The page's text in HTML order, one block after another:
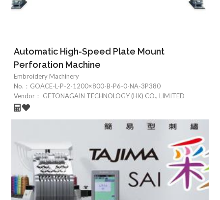
Automatic High-Speed Plate Mount
Perforation Machine
Embroidery Machinery
No.： GOACE-L-P-2-1200×800-B-P6-0-NA-3P380
Vendor：
GETONAGAIN TECHNOLOGY (HK) CO., LIMITED